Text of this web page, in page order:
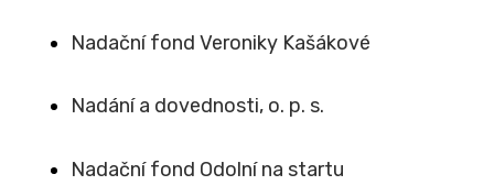
Nadační fond Veroniky Kašákové
Nadání a dovednosti, o. p. s.
Nadační fond Odolní na startu